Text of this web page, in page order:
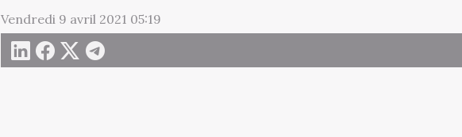
Vendredi 9 avril 2021 05:19